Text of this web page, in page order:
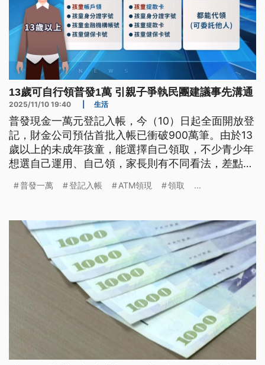
13歲可自行領普發1萬 引親子爭執民團建議事先溝通
2025/11/10 19:40 生活
普發現金一萬元登記入帳，今（10）日起全面開放登
記，財金公司預估首批入帳已衝破900萬筆。由於13
歲以上的未成年孩童，能選擇自己領取，不少青少年
想選自己運用、自己領，家長則有不同看法，差點引
雙方做好溝通，避免爭執；財政部回應，會以13歲作
普發一萬 登記入帳 ATM領現 領取 ...